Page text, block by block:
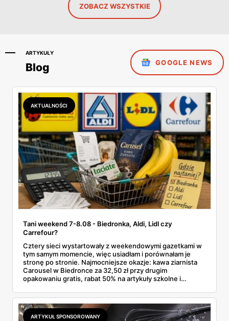
ZOBACZ WSZYSTKIE
ARTYKUŁY
Blog GOOGLE NEWS
AKTUALNOŚCI
Tani weekend 7-8.08 - Biedronka, Aldi, Lidl czy
Carrefour?
Cztery sieci wystartowały z weekendowymi gazetkami w
tym samym momencie, więc usiadłam i porównałam je
stronę po stronie. Najmocniejsze okazje: kawa ziarnista
Carousel w Biedronce za 32,50 zł przy drugim
opakowaniu gratis, rabat 50% na artykuły szkolne i
2,99 zł za kilogram, ale wyłącznie w sobotę z aplikacją. Aldi
odpowiada masłem za 2,99 zł. Werdykt w skrócie:
najwięcej wyciśniesz z Biedronki, po świeże warzywa jedź
ARTYKUŁ SPONSOROWANY